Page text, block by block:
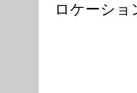
ロケーシ